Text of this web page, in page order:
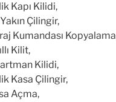
Kapı Kilidi,
Çilingir,
Kumandası
Kilit,
Kilidi,
Kasa Çilingir,
Açma,